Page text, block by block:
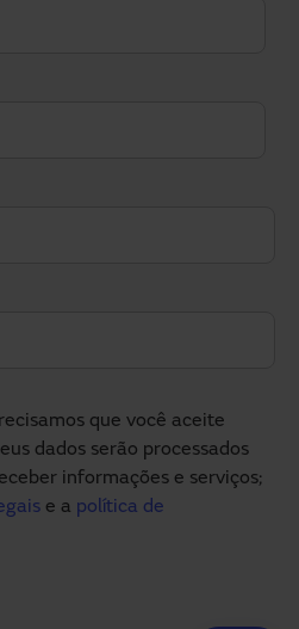
que você aceite
dados serão processados
informações e serviços;
e a política de